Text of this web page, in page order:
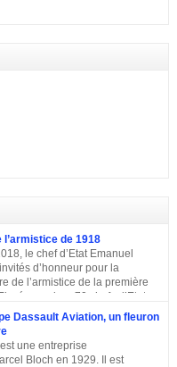
de 1918
le chef d’Etat Emanuel
d’honneur pour la
de l’armistice de la première
environ 70 chefs d’Etats
ans de l’armistice de 1918.
se sont poursuivies par
un discours du président
Dassault Aviation, un fleuron
une entreprise
Bloch en 1929. Il est